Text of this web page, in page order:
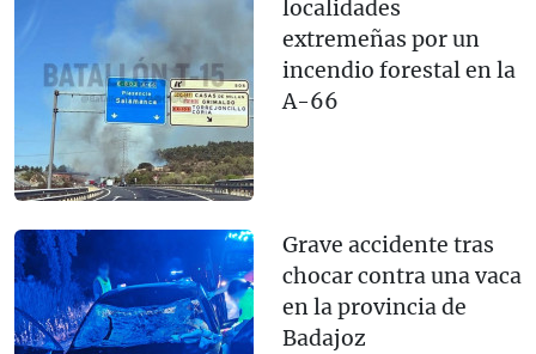
localidades
extremeñas por un
incendio forestal en la
A-66
Grave accidente tras
chocar contra una vaca
en la provincia de
Badajoz